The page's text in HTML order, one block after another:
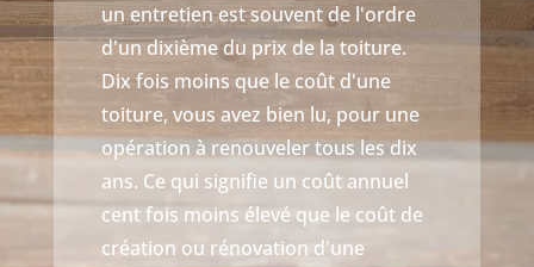
un entretien est souvent de l'ordre
d'un dixième du prix de la toiture.
Dix fois moins que le coût d'une
toiture, vous avez bien lu, pour une
opération à renouveler tous les dix
ans. Ce qui signifie un coût annuel
cent fois moins élevé que le coût de
création ou rénovation d'une